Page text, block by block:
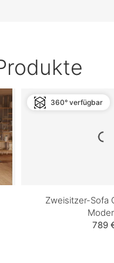
360° verfügbar
Zweisitzer-Sofa
789